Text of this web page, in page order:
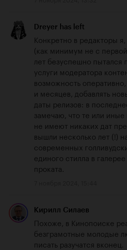
Dreyer has left
Конкретно в редакторы
(как минимум не с
лет безуспешно пытался
услуги модератора
возможность
и месяцев, добавлять
даты релизов: в
замечаю, что те или
не имеют никаких дат
вышли несколько лет (!)
современных
единого стилла в
проката.
Кирилл Силаев
Похоже, в Кинопоиске
безграмотные молодые
писать разучатся вконец.